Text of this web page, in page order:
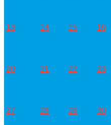
13 14 15 16
20 21 22 23
27 28 29 30